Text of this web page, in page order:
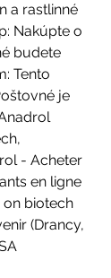
a rastlinné
Nakúpte o
budete
Tento
je
- Acheter
en ligne
biotech
(Drancy,